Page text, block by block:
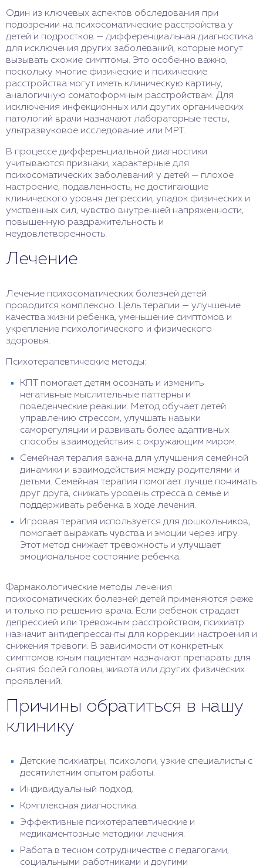
Один из ключевых аспектов обследования при
подозрении на психосоматические расстройства у
детей и подростков — дифференциальная диагностика
для исключения других заболеваний, которые могут
вызывать схожие симптомы. Это особенно важно,
поскольку многие физические и психические
расстройства могут иметь клиническую картину,
аналогичную соматоформным расстройствам. Для
исключения инфекционных или других органических
патологий врачи назначают лабораторные тесты,
ультразвуковое исследование или МРТ.
В процессе дифференциальной диагностики
учитываются признаки, характерные для
психосоматических заболеваний у детей — плохое
настроение, подавленность, не достигающие
клинического уровня депрессии, упадок физических и
умственных сил, чувство внутренней напряженности,
повышенную раздражительность и
неудовлетворенность.
Лечение
Лечение психосоматических болезней детей
проводится комплексно. Цель терапии — улучшение
качества жизни ребенка, уменьшение симптомов и
укрепление психологического и физического
здоровья.
Психотерапевтические методы:
КПТ помогает детям осознать и изменить
негативные мыслительные паттерны и
поведенческие реакции. Метод обучает детей
управлению стрессом, улучшать навыки
саморегуляции и развивать более адаптивных
способы взаимодействия с окружающим миром.
Семейная терапия важна для улучшения семейной
динамики и взаимодействия между родителями и
детьми. Семейная терапия помогает лучше понимать
друг друга, снижать уровень стресса в семье и
поддерживать ребенка в ходе лечения.
Игровая терапия используется для дошкольников,
помогает выражать чувства и эмоции через игру.
Этот метод снижает тревожность и улучшает
эмоциональное состояние ребенка.
Фармакологические методы лечения
психосоматических болезней детей применяются реже
и только по решению врача. Если ребенок страдает
депрессией или тревожным расстройством, психиатр
назначит антидепрессанты для коррекции настроения и
снижения тревоги. В зависимости от конкретных
симптомов юным пациентам назначают препараты для
снятия болей головы, живота или других физических
проявлений.
Причины обратиться в нашу
клинику
Детские психиатры, психологи, узкие специалисты с
десятилетним опытом работы.
Индивидуальный подход.
Комплексная диагностика.
Эффективные психотерапевтические и
медикаментозные методики лечения.
Работа в тесном сотрудничестве с педагогами,
социальными работниками и другими